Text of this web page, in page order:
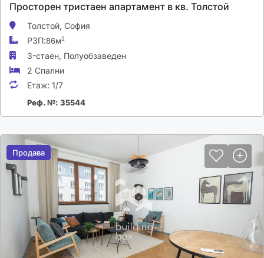
Просторен тристаен апартамент в кв. Толстой
Толстой, София
РЗП:86м2
3-стаен, Полуобзаведен
2 Спални
Етаж: 1/7
Реф. №: 35544
Продава
Продава